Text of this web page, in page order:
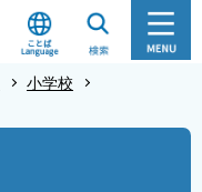
小学校